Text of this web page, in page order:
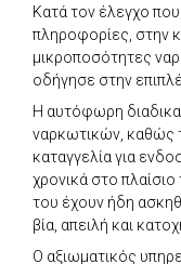
Κατά τον έλεγχο
πληροφορίες, στην
μικροποσότητες
οδήγησε στην
Η αυτόφωρη
ναρκωτικών, καθώς
καταγγελία για
χρονικά στο
του έχουν ήδη
βία, απειλή και
Ο αξιωματικός